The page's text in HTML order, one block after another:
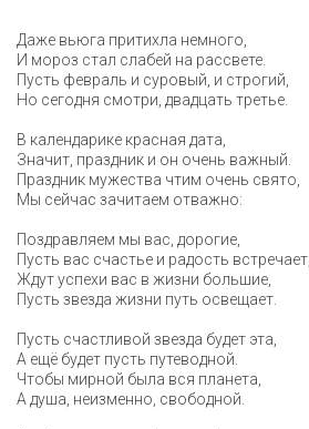
Даже вьюга притихла немного,
И мороз стал слабей на рассвете.
Пусть февраль и суровый, и строгий,
Но сегодня смотри, двадцать третье.
В календарике красная дата,
Значит, праздник и он очень важный.
Праздник мужества чтим очень свято,
Мы сейчас зачитаем отважно:
Поздравляем мы вас, дорогие,
Пусть вас счастье и радость встречает,
Ждут успехи вас в жизни большие,
Пусть звезда жизни путь освещает.
Пусть счастливой звезда будет эта,
А ещё будет пусть путеводной.
Чтобы мирной была вся планета,
А душа, неизменно, свободной.